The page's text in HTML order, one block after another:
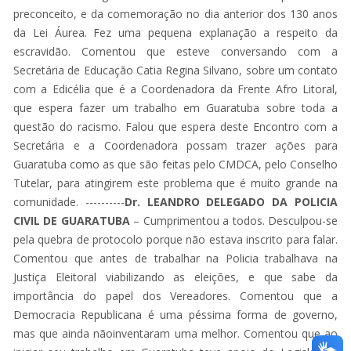
preconceito, e da comemoração no dia anterior dos 130 anos
da Lei Áurea. Fez uma pequena explanação a respeito da
escravidão. Comentou que esteve conversando com a
Secretária de Educação Catia Regina Silvano, sobre um contato
com a Edicélia que é a Coordenadora da Frente Afro Litoral,
que espera fazer um trabalho em Guaratuba sobre toda a
questão do racismo. Falou que espera deste Encontro com a
Secretária e a Coordenadora possam trazer ações para
Guaratuba como as que são feitas pelo CMDCA, pelo Conselho
Tutelar, para atingirem este problema que é muito grande na
comunidade. ----------Dr. LEANDRO DELEGADO DA POLICIA
CIVIL DE GUARATUBA– Cumprimentou a todos. Desculpou-se
pela quebra de protocolo porque não estava inscrito para falar.
Comentou que antes de trabalhar na Policia trabalhava na
Justiça Eleitoral viabilizando as eleições, e que sabe da
importância do papel dos Vereadores. Comentou que a
Democracia Republicana é uma péssima forma de governo,
mas que ainda nãoinventaram uma melhor. Comentou que ao